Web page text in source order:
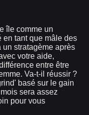
île comme un
en tant que mâle des
un stratagème après
votre aide,
entre être
Va-t-il réussir ?
basé sur le gain
sera assez
pour vous